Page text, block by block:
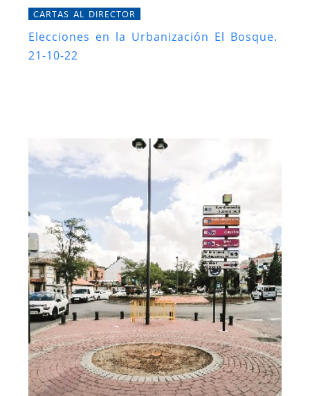
CARTAS AL DIRECTOR
Elecciones en la Urbanización El Bosque.
21-10-22